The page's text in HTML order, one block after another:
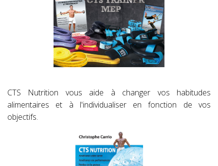
CTS Nutrition vous aide à changer vos habitudes
alimentaires et à l'individualiser en fonction de vos
objectifs.